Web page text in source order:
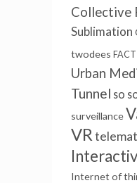
Collective
Sublimation
twodees FACT
Urban
Tunnel so
surveillance
VR
Internet of